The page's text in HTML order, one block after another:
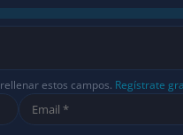
estos campos. Regístrate